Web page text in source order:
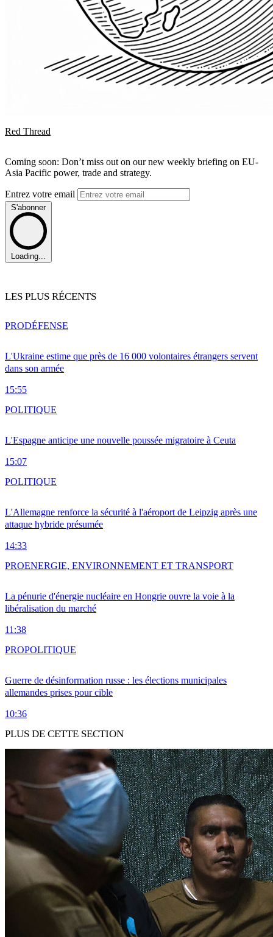
Red Thread
Coming soon: Don’t miss out on our new weekly briefing on EU-
Asia Pacific power, trade and strategy.
Entrez votre email
S'abonner
Loading...
LES PLUS RÉCENTS
L'Ukraine estime que près de 16 000 volontaires étrangers servent
dans son armée
15:55
PRODÉFENSE
L'Espagne anticipe une nouvelle poussée migratoire à Ceuta
15:07
POLITIQUE
L'Allemagne renforce la sécurité à l'aéroport de Leipzig après une
attaque hybride présumée
14:33
POLITIQUE
La pénurie d'énergie nucléaire en Hongrie ouvre la voie à la
libéralisation du marché
11:38
PROENERGIE, ENVIRONNEMENT ET TRANSPORT
Guerre de désinformation russe : les élections municipales
allemandes prises pour cible
10:36
PROPOLITIQUE
PLUS DE CETTE SECTION